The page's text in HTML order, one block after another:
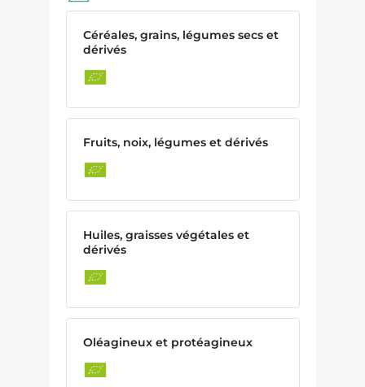
Céréales, grains, légumes secs et
dérivés
Fruits, noix, légumes et dérivés
Huiles, graisses végétales et
dérivés
Oléagineux et protéagineux